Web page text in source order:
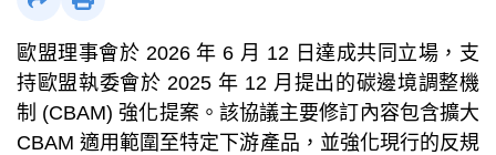
歐盟理事會於 2026 年 6 月 12 日達成共同立場，支
持歐盟執委會於 2025 年 12 月提出的碳邊境調整機
制 (CBAM) 強化提案。該協議主要修訂內容包含擴大
CBAM 適用範圍至特定下游產品，並強化現行的反規